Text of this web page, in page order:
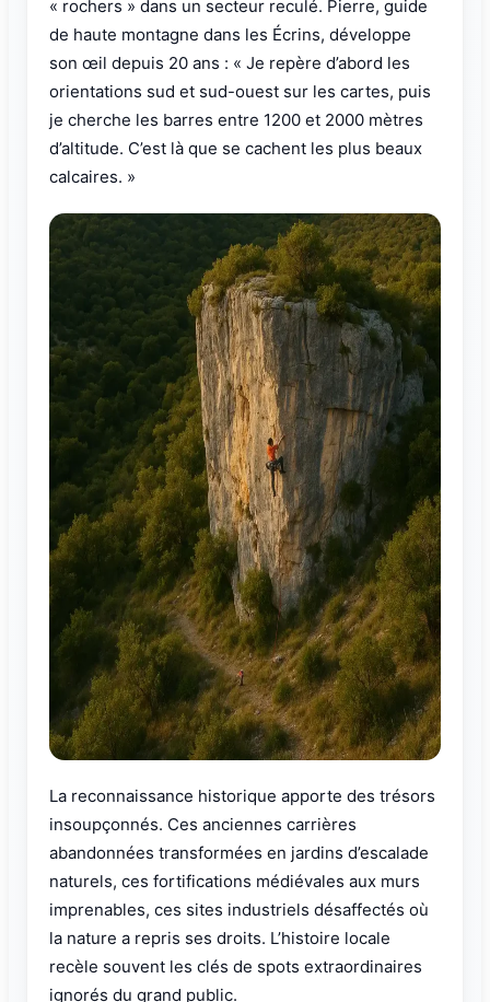
« rochers » dans un secteur reculé. Pierre, guide
de haute montagne dans les Écrins, développe
son œil depuis 20 ans : « Je repère d’abord les
orientations sud et sud-ouest sur les cartes, puis
je cherche les barres entre 1200 et 2000 mètres
d’altitude. C’est là que se cachent les plus beaux
calcaires. »
La reconnaissance historique apporte des trésors
insoupçonnés. Ces anciennes carrières
abandonnées transformées en jardins d’escalade
naturels, ces fortifications médiévales aux murs
imprenables, ces sites industriels désaffectés où
la nature a repris ses droits. L’histoire locale
recèle souvent les clés de spots extraordinaires
ignorés du grand public.